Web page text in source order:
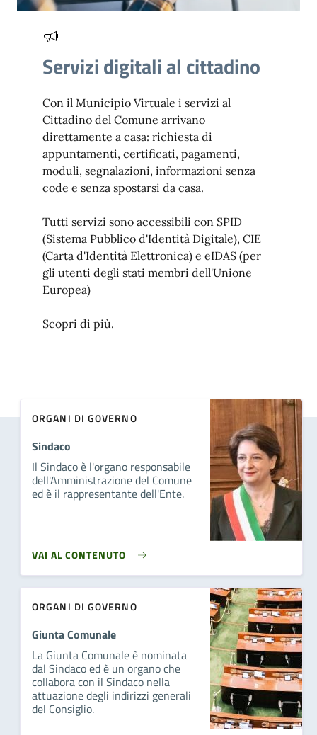
Servizi digitali al cittadino
Con il Municipio Virtuale i servizi al
Cittadino del Comune arrivano
direttamente a casa: richiesta di
appuntamenti, certificati, pagamenti,
moduli, segnalazioni, informazioni senza
code e senza spostarsi da casa.
Tutti servizi sono accessibili con SPID
(Sistema Pubblico d'Identità Digitale), CIE
(Carta d'Identità Elettronica) e eIDAS (per
gli utenti degli stati membri dell'Unione
Europea)
Scopri di più.
ORGANI DI GOVERNO
Sindaco
Il Sindaco è l'organo responsabile
dell'Amministrazione del Comune
ed è il rappresentante dell'Ente.
VAI AL CONTENUTO
ORGANI DI GOVERNO
Giunta Comunale
La Giunta Comunale è nominata
dal Sindaco ed è un organo che
collabora con il Sindaco nella
attuazione degli indirizzi generali
del Consiglio.